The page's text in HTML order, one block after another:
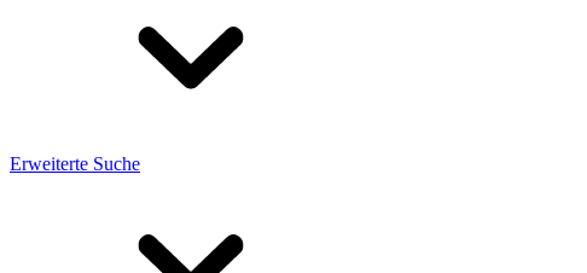
Erweiterte Suche